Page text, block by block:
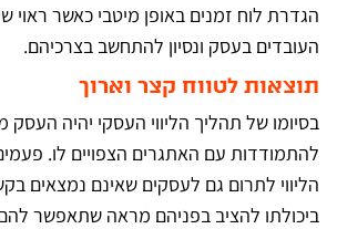
הגדרת לוח זמנים באופן מיטבי כאשר ראוי
העובדים בעסק ונסיון להתחשב בצרכיהם.
תוצאות לטווח קצר וארוך
בסיומו של תהליך הליווי העסקי יהיה העסק
להתמודדות עם האתגרים הצפויים לו.
הליווי לתרום גם לעסקים שאינם נמצאים
ביכולתו להציב בפניהם מראה שתאפשר